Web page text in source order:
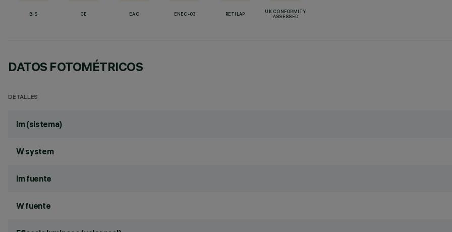
BIS CE EAC ENEC-03 RETILAP
UK CONFORMITY
ASSESSED
DATOS FOTOMÉTRICOS
DETALLES
lm (sistema)
W system
lm fuente
W fuente